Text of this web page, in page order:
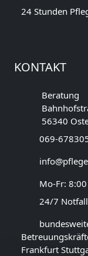
24 Stunden
KONTAKT
Beratung
56340
069-
Mo-Fr:
24/7
Frankfurt